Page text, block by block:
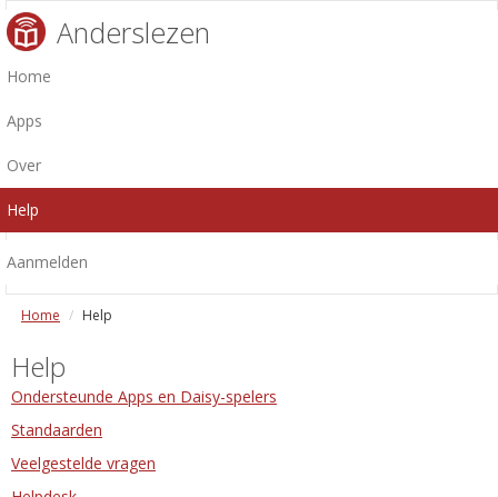
Anderslezen
Home
Apps
Over
Help
Aanmelden
Home Help
Help
Ondersteunde Apps en Daisy-spelers
Standaarden
Veelgestelde vragen